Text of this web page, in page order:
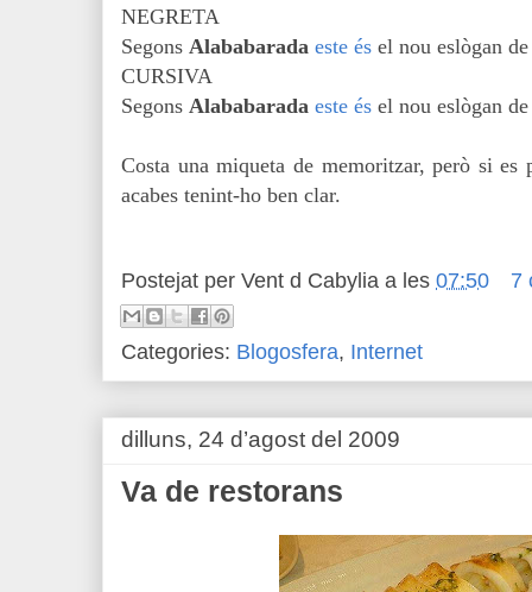
NEGRETA
Segons Alababarada este és el nou eslògan
CURSIVA
Segons Alababarada este és el nou eslògan
Costa una miqueta de memoritzar, però si es
acabes tenint-ho ben clar.
Postejat per Vent d Cabylia a les 07:50 7
Categories: Blogosfera, Internet
dilluns, 24 d’agost del 2009
Va de restorans